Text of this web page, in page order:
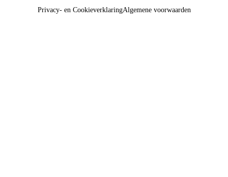
Privacy- en CookieverklaringAlgemene voorwaarden